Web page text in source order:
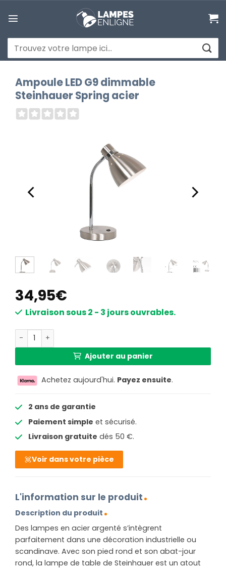
au
Recherche
pour :
Ampoule LED G9 dimmable
Steinhauer Spring acier
34,95€
Livraison sous 2 - 3 jours ouvrables.
quantité de Ampoule LED G9 dimmable Steinhauer
Ajouter au panier
Achetez aujourd'hui. Payez ensuite.
2 ans de garantie
Paiement simple et sécurisé.
Livraison gratuite dés 50 €.
Voir dans votre pièce
L'information sur le produit
Description du produit
Des lampes en acier argenté s’intègrent
parfaitement dans une décoration industrielle ou
scandinave. Avec son pied rond et son abat-jour
rond, la lampe de table de Steinhauer est un atout